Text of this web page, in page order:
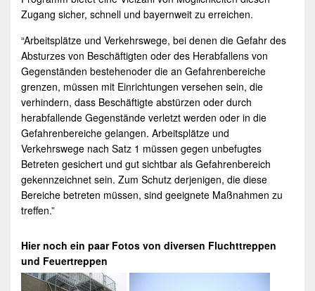
Zugang sicher, schnell und bayernweit zu erreichen.
“Arbeitsplätze und Verkehrswege, bei denen die Gefahr des
Absturzes von Beschäftigten oder des Herabfallens von
Gegenständen bestehenoder die an Gefahrenbereiche
grenzen, müssen mit Einrichtungen versehen sein, die
verhindern, dass Beschäftigte abstürzen oder durch
herabfallende Gegenstände verletzt werden oder in die
Gefahrenbereiche gelangen. Arbeitsplätze und
Verkehrswege nach Satz 1 müssen gegen unbefugtes
Betreten gesichert und gut sichtbar als Gefahrenbereich
gekennzeichnet sein. Zum Schutz derjenigen, die diese
Bereiche betreten müssen, sind geeignete Maßnahmen zu
treffen.”
Hier noch ein paar Fotos von diversen Fluchttreppen
und Feuertreppen